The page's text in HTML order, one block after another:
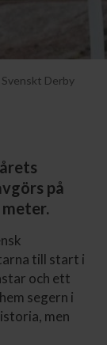
Svenskt Derby
på
till start i
och ett
segern i
men